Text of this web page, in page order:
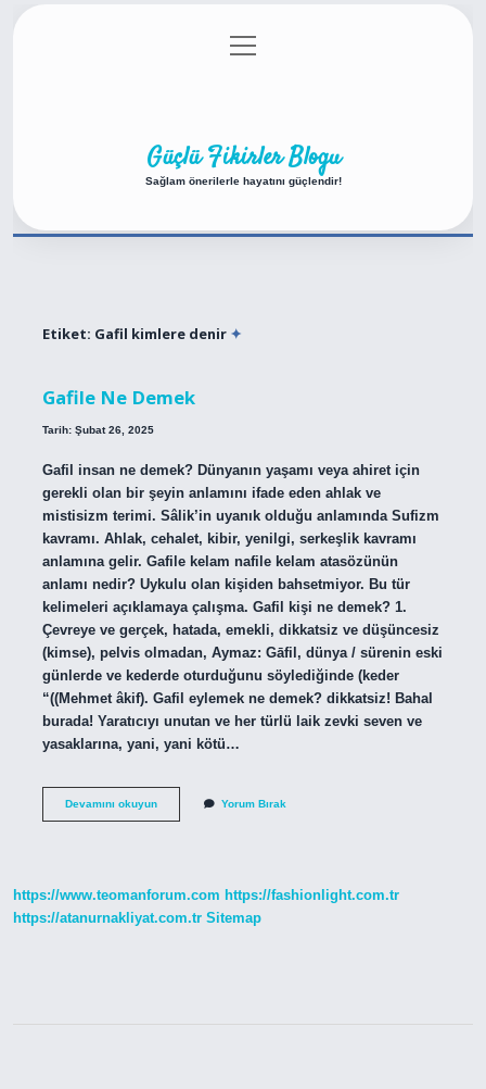
Gizlilik Politikası
menüyü
aç
Güçlü Fikirler Blogu
Sağlam önerilerle hayatını güçlendir!
Etiket: Gafil kimlere denir
Gafile Ne Demek
Tarih: Şubat 26, 2025
Gafil insan ne demek? Dünyanın yaşamı veya ahiret için
gerekli olan bir şeyin anlamını ifade eden ahlak ve
mistisizm terimi. Sâlik’in uyanık olduğu anlamında Sufizm
kavramı. Ahlak, cehalet, kibir, yenilgi, serkeşlik kavramı
anlamına gelir. Gafile kelam nafile kelam atasözünün
anlamı nedir? Uykulu olan kişiden bahsetmiyor. Bu tür
kelimeleri açıklamaya çalışma. Gafil kişi ne demek? 1.
Çevreye ve gerçek, hatada, emekli, dikkatsiz ve düşüncesiz
(kimse), pelvis olmadan, Aymaz: Gāfil, dünya / sürenin eski
günlerde ve kederde oturduğunu söylediğinde (keder
“((Mehmet âkif). Gafil eylemek ne demek? dikkatsiz! Bahal
burada! Yaratıcıyı unutan ve her türlü laik zevki seven ve
yasaklarına, yani, yani kötü…
Devamını okuyunGafile
Yorum Bırak
https://www.teomanforum.com https://fashionlight.com.tr
https://atanurnakliyat.com.tr Sitemap